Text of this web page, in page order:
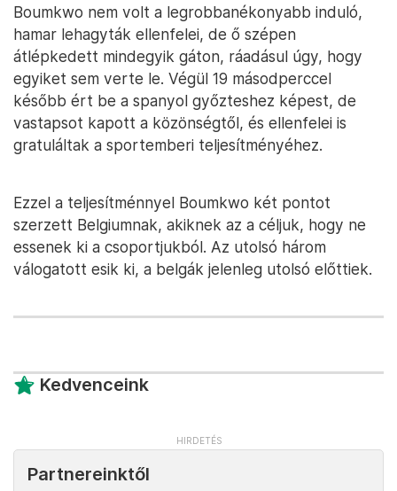
Boumkwo nem volt a legrobbanékonyabb induló,
hamar lehagyták ellenfelei, de ő szépen
átlépkedett mindegyik gáton, ráadásul úgy, hogy
egyiket sem verte le. Végül 19 másodperccel
később ért be a spanyol győzteshez képest, de
vastapsot kapott a közönségtől, és ellenfelei is
gratuláltak a sportemberi teljesítményéhez.
Ezzel a teljesítménnyel Boumkwo két pontot
szerzett Belgiumnak, akiknek az a céljuk, hogy ne
essenek ki a csoportjukból. Az utolsó három
válogatott esik ki, a belgák jelenleg utolsó előttiek.
Kedvenceink
Partnereinktől